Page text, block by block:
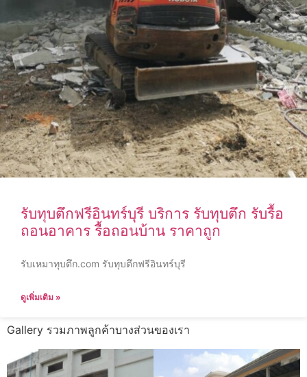
รับทุบตึกฟรีอินทร์บุรี บริการ รับทุบตึก รับรื้อ
ถอนอาคาร รื้อถอนบ้าน ราคาถูก
รับเหมาทุบตึก.com รับทุบตึกฟรีอินทร์บุรี
ดูเพิ่มเติม »
Gallery รวมภาพลูกค้าบางส่วนของเรา